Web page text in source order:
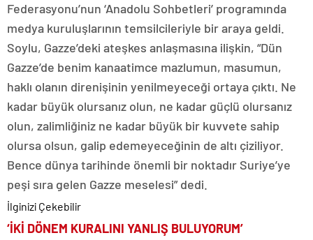
Federasyonu’nun ‘Anadolu Sohbetleri’ programında
medya kuruluşlarının temsilcileriyle bir araya geldi.
Soylu, Gazze’deki ateşkes anlaşmasına ilişkin, “Dün
Gazze’de benim kanaatimce mazlumun, masumun,
haklı olanın direnişinin yenilmeyeceği ortaya çıktı. Ne
kadar büyük olursanız olun, ne kadar güçlü olursanız
olun, zalimliğiniz ne kadar büyük bir kuvvete sahip
olursa olsun, galip edemeyeceğinin de altı çiziliyor.
Bence dünya tarihinde önemli bir noktadır Suriye’ye
peşi sıra gelen Gazze meselesi” dedi.
İlginizi Çekebilir
‘İKİ DÖNEM KURALINI YANLIŞ BULUYORUM’